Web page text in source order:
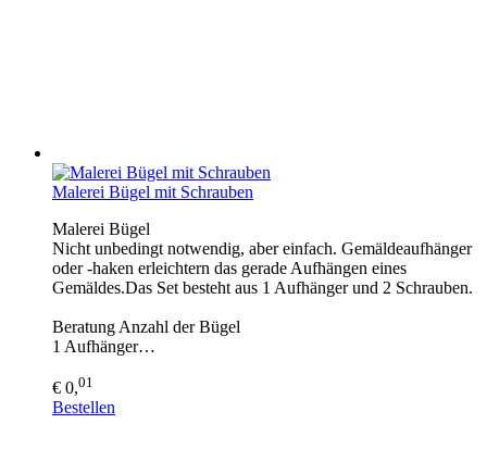
Malerei Bügel mit Schrauben
Malerei Bügel
Nicht unbedingt notwendig, aber einfach. Gemäldeaufhänger
oder -haken erleichtern das gerade Aufhängen eines
Gemäldes.Das Set besteht aus 1 Aufhänger und 2 Schrauben.
Beratung Anzahl der Bügel
1 Aufhänger…
€ 0,01
Bestellen